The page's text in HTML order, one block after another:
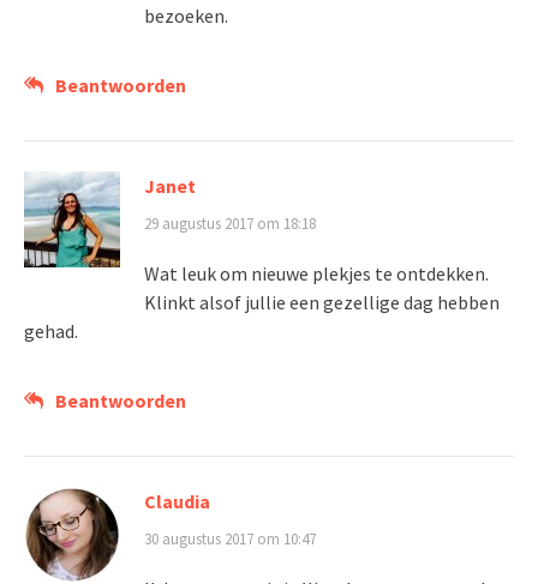
bezoeken.
Beantwoorden
Janet
29 augustus 2017 om 18:18
Wat leuk om nieuwe plekjes te ontdekken.
Klinkt alsof jullie een gezellige dag hebben
gehad.
Beantwoorden
Claudia
30 augustus 2017 om 10:47